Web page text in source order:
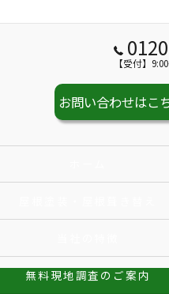
【受付】
お問い合わせはこ
無料現地調査のご案内